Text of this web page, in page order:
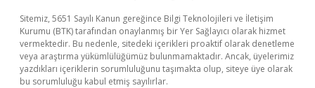
Sitemiz, 5651 Sayılı Kanun gereğince Bilgi Teknolojileri ve İletişim
Kurumu (BTK) tarafından onaylanmış bir Yer Sağlayıcı olarak hizmet
vermektedir. Bu nedenle, sitedeki içerikleri proaktif olarak denetleme
veya araştırma yükümlülüğümüz bulunmamaktadır. Ancak, üyelerimiz
yazdıkları içeriklerin sorumluluğunu taşımakta olup, siteye üye olarak
bu sorumluluğu kabul etmiş sayılırlar.